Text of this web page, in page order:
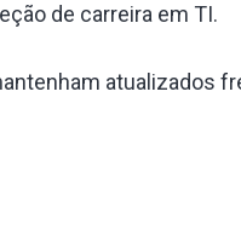
de carreira em TI.
atualizados